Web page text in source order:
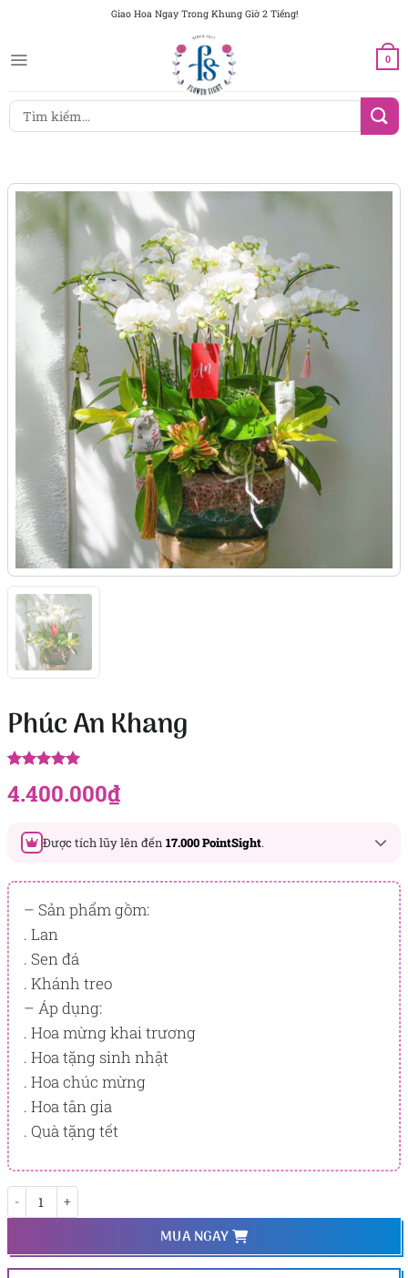
dung
Giao Hoa Ngay Trong Khung Giờ 2 Tiếng!
0
Tìm
kiếm:
Phúc An Khang
dựa trên
4.400.000₫
Được tích lũy lên đến 17.000 PointSight.
Đây là số PointSight ước tính bạn sẽ được tích lũy khi mua
sản phẩm hôm nay, tương ứng với quyền lợi hạng
BẠCH KIM
PointSight có giá trị dùng để trừ trực tiếp vào đơn hàng hoặc
đổi quà tặng ưu đãi tại Flowersight.
Đăng nhậphoặc
chính xác nhất dành cho bạn.
– Sản phẩm gồm:
. Lan
. Sen đá
. Khánh treo
– Áp dụng:
. Hoa mừng khai trương
. Hoa tặng sinh nhật
. Hoa chúc mừng
. Hoa tân gia
. Quà tặng tết
Phúc An Khang số lượng
MUA NGAY